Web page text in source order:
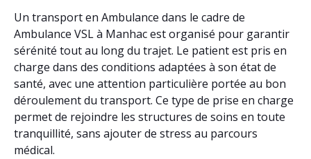
Un transport en Ambulance dans le cadre de
Ambulance VSL à Manhac est organisé pour garantir
sérénité tout au long du trajet. Le patient est pris en
charge dans des conditions adaptées à son état de
santé, avec une attention particulière portée au bon
déroulement du transport. Ce type de prise en charge
permet de rejoindre les structures de soins en toute
tranquillité, sans ajouter de stress au parcours
médical.